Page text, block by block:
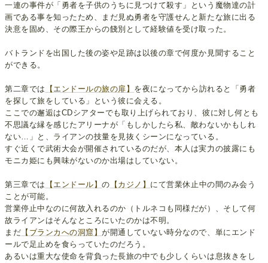
一連の事件が「勇者を子供のうちに見つけて殺す」という魔物達の計
画である事を知ったため、まだ見ぬ勇者を守護せんと新たな旅に出る
決意を固め、その際王からの餞別として経験値を受け取った。
バトランドを出国した後の姿や足跡は以後の章で何度か見聞すること
ができる。
第二章では 【エンドールの旅の扉】 を夜になってから訪れると「勇者
を探して旅をしている」という彼に会える。
ここでの邂逅はCDシアターでも取り上げられており、彼に対し何とも
不思議な縁を感じたアリーナが「もしかしたら私、敵わないかもしれ
ない…」と、ライアンの技量を見抜くシーンになっている。
すぐ近くで武術大会が開催されているのだが、本人は実力の披露にも
モニカ姫にも興味がないのか出場はしていない。
第三章では 【エンドール】の 【カジノ】 にて営業休止中の間のみ会う
ことが可能。
営業停止中なのに何故入れるのか（トルネコも同様だが）、そして何
故ライアンはそんなところにいたのかは不明。
まだ 【ブランカへの洞窟】が開通していない時分なので、単にエンド
ールで足止めを食らっていたのだろう。
あるいは重大な使命を背負った長旅の中でも少しくらいは息抜きをし